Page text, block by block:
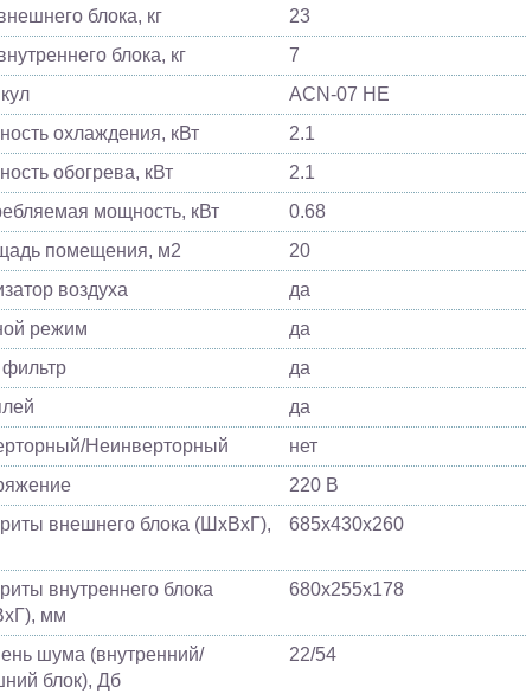
блока, кг
23
блока, кг
7
ACN-07 HE
охлаждения, кВт
2.1
обогрева, кВт
2.1
мощность, кВт
0.68
помещения, м2
20
воздуха
да
режим
да
да
да
Неинверторный
нет
220 В
внешнего блока (ШхВхГ),
685х430х260
внутреннего блока
мм
680х255х178
шума (внутренний/
блок), Дб
22/54